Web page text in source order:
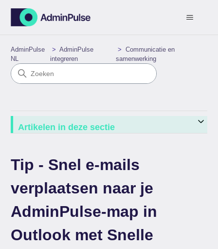
AdminPulse
NL
AdminPulse
integreren
Communicatie en
samenwerking
Artikelen in deze sectie
Tip - Snel e-mails
verplaatsen naar je
AdminPulse-map in
Outlook met Snelle